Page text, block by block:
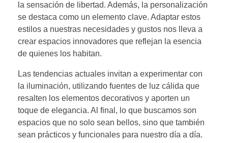
la sensación de libertad. Además, la personalización
se destaca como un elemento clave. Adaptar estos
estilos a nuestras necesidades y gustos nos lleva a
crear espacios innovadores que reflejan la esencia
de quienes los habitan.
Las tendencias actuales invitan a experimentar con
la iluminación, utilizando fuentes de luz cálida que
resalten los elementos decorativos y aporten un
toque de elegancia. Al final, lo que buscamos son
espacios que no solo sean bellos, sino que también
sean prácticos y funcionales para nuestro día a día.